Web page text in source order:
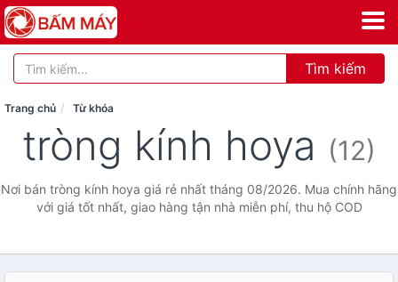
Tìm kiếm
Trang chủ Từ khóa
tròng kính hoya (12)
Nơi bán tròng kính hoya giá rẻ nhất tháng 08/2026. Mua chính hãng
với giá tốt nhất, giao hàng tận nhà miễn phí, thu hộ COD